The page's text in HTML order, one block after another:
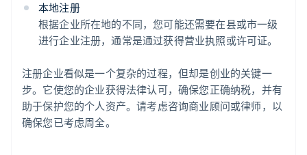
本地注册
根据企业所在地的不同，您可能还需要在县或市一级
进行企业注册，通常是通过获得营业执照或许可证。
注册企业看似是一个复杂的过程，但却是创业的关键一
步。它使您的企业获得法律认可，确保您正确纳税，并有
助于保护您的个人资产。请考虑咨询商业顾问或律师，以
确保您已考虑周全。